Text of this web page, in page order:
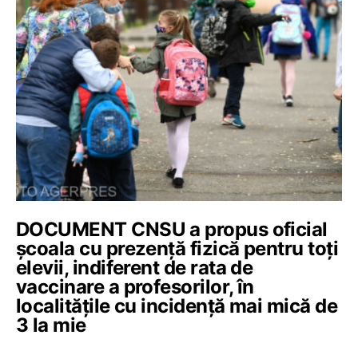
DOCUMENT CNSU a propus oficial
școala cu prezență fizică pentru toți
elevii, indiferent de rata de
vaccinare a profesorilor, în
localitățile cu incidență mai mică de
3 la mie